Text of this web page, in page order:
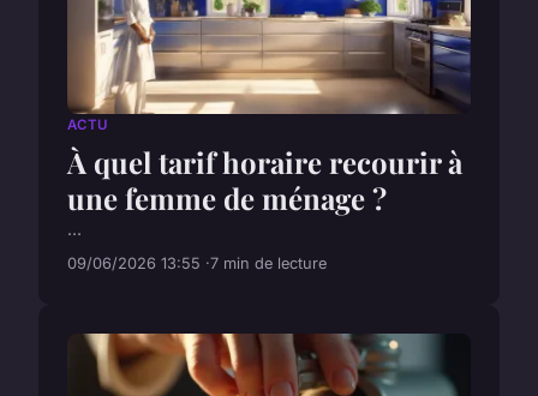
ACTU
À quel tarif horaire recourir à
une femme de ménage ?
...
09/06/2026 13:55 7 min de lecture